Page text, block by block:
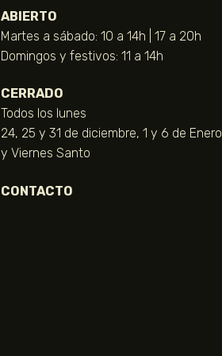
ABIERTO
Martes a sábado: 10 a 14h | 17 a 20h
Domingos y festivos: 11 a 14h
CERRADO
Todos los lunes
24, 25 y 31 de diciembre, 1 y 6 de Enero
y Viernes Santo
CONTACTO